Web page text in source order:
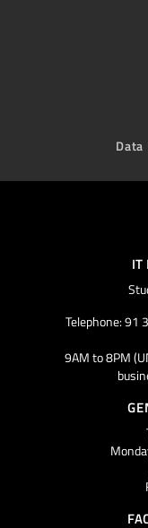
IT
Telephone: 91
9AM to 8PM